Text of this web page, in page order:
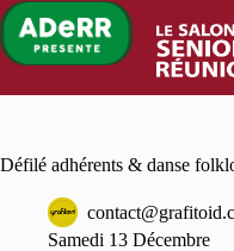
Passer
au
contenu
Défilé adhérents & danse
Samedi 13 Décembre